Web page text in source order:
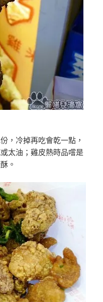
，冷掉再吃會乾一點，
太油；雞皮熱時品嚐是
。